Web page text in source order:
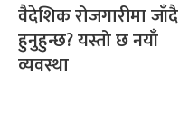
वैदेशिक रोजगारीमा जाँदै
हुनुहुन्छ? यस्तो छ नयाँ
व्यवस्था